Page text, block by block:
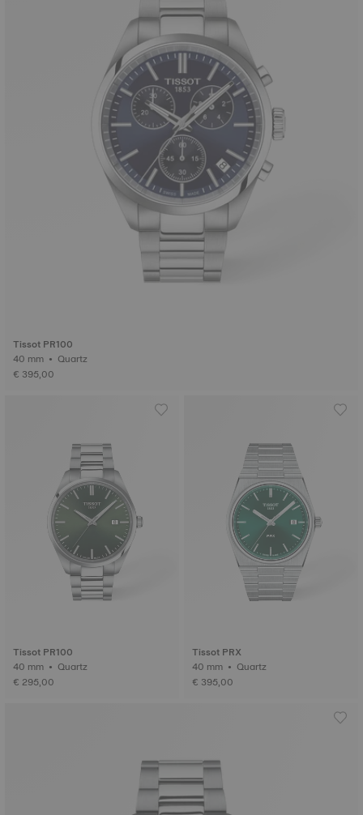
Tissot PR100
40 mm • Quartz
€ 395,00
Tissot PR100
40 mm • Quartz
€ 295,00
Tissot PRX
40 mm • Quartz
€ 395,00